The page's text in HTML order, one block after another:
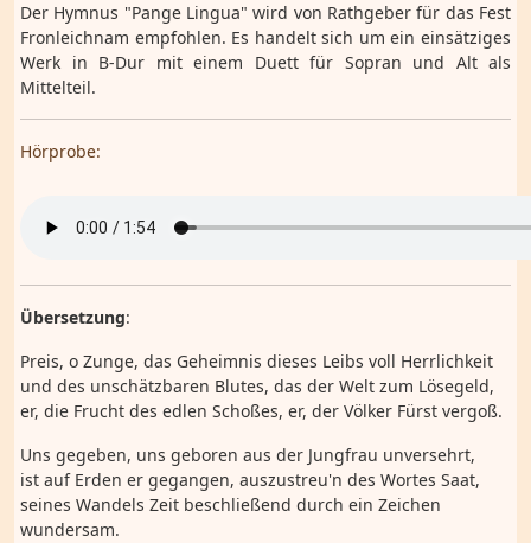
Der Hymnus "Pange Lingua" wird von Rathgeber für das Fest
Fronleichnam empfohlen. Es handelt sich um ein einsätziges
Werk in B-Dur mit einem Duett für Sopran und Alt als
Mittelteil.
Hörprobe:
Übersetzung:
Preis, o Zunge, das Geheimnis dieses Leibs voll Herrlichkeit
und des unschätzbaren Blutes, das der Welt zum Lösegeld,
er, die Frucht des edlen Schoßes, er, der Völker Fürst vergoß.
Uns gegeben, uns geboren aus der Jungfrau unversehrt,
ist auf Erden er gegangen, auszustreu'n des Wortes Saat,
seines Wandels Zeit beschließend durch ein Zeichen
wundersam.